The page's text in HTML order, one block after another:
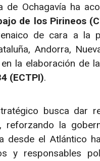
de Ochagavía ha
de los Pirineos
de cara a la
Andorra,
la elaboración de la
(ECTPI).
busca dar
reforzando la
desde el Atlántico
y responsables